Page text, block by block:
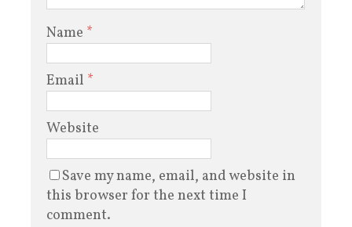
Name *
Email *
Website
Save my name, email, and website in
this browser for the next time I
comment.